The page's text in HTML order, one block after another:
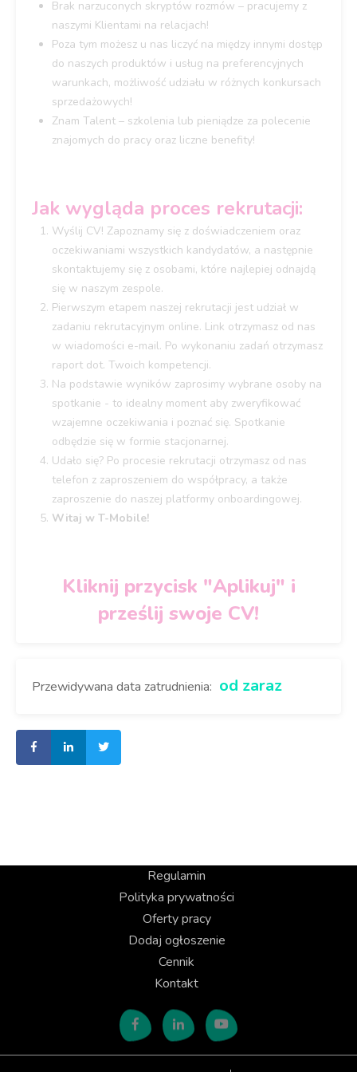
Brak narzuconych skryptów rozmów – pracujemy z
naszymi Klientami na relacjach!
Poza tym możesz u nas liczyć na między innymi dostęp
do naszych produktów i usług na preferencyjnych
warunkach, możliwość udziału w różnych konkursach
sprzedażowych!
Znam Talent – szkolenia lub pieniądze za polecenie
znajomych do pracy oraz liczne benefity!
Jak wygląda proces rekrutacji:
Wyślij CV! Zapoznamy się z doświadczeniem oraz
oczekiwaniami wszystkich kandydatów, a następnie
skontaktujemy się z osobami, które najlepiej odnajdą
się w naszym zespole.
Pierwszym etapem naszej rekrutacji jest udział w
zadaniu rekrutacyjnym online. Link otrzymasz od nas
w wiadomości e-mail. Po wykonaniu zadań otrzymasz
raport dot. Twoich kompetencji.
Na podstawie wyników zaprosimy wybrane osoby na
spotkanie - to idealny moment aby zweryfikować
wzajemne oczekiwania i poznać się. Spotkanie
odbędzie się w formie stacjonarnej.
Udało się? Po procesie rekrutacji otrzymasz od nas
telefon z zaproszeniem do współpracy, a także
zaproszenie do naszej platformy onboardingowej.
Witaj w T-Mobile!
Kliknij przycisk "Aplikuj" i
prześlij swoje CV!
Przewidywana data zatrudnienia: od zaraz
Regulamin
Polityka prywatności
Oferty pracy
Dodaj ogłoszenie
Cennik
Kontakt